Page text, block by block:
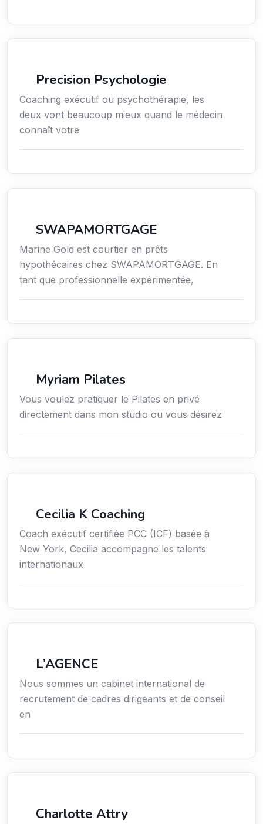
Precision Psychologie
Coaching exécutif ou psychothérapie, les
deux vont beaucoup mieux quand le médecin
connaît votre
SWAPAMORTGAGE
Marine Gold est courtier en prêts
hypothécaires chez SWAPAMORTGAGE. En
tant que professionnelle expérimentée,
Myriam Pilates
Vous voulez pratiquer le Pilates en privé
directement dans mon studio ou vous désirez
Cecilia K Coaching
Coach exécutif certifiée PCC (ICF) basée à
New York, Cecilia accompagne les talents
internationaux
L’AGENCE
Nous sommes un cabinet international de
recrutement de cadres dirigeants et de conseil
en
Charlotte Attry